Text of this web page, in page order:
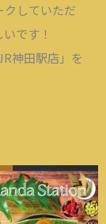
していただ
です！
神田駅店」を